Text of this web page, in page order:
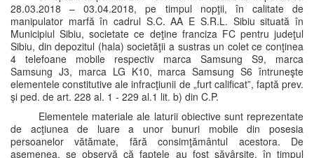
28.03.2018 – 03.04.2018, pe timpul nopţii, în calitate de
manipulator marfă în cadrul S.C. AA E S.R.L. Sibiu situată în
Municipiul Sibiu, societate ce deţine franciza FC pentru judeţul
Sibiu, din depozitul (hala) societăţii a sustras un colet ce conţinea
4 telefoane mobile respectiv marca Samsung S9, marca
Samsung J3, marca LG K10, marca Samsung S6 întruneşte
elementele constitutive ale infracţiunii de „furt calificat”, faptă prev.
şi ped. de art. 228 al. 1 - 229 al.1 lit. b) din C.P.
Elementele materiale ale laturii obiective sunt reprezentate
de acţiunea de luare a unor bunuri mobile din posesia
persoanelor vătămate, fără consimţământul acestora. De
asemenea, se observă că faptele au fost săvârșite, în timpul